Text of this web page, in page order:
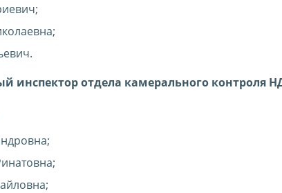
инспектор отдела камерального контроля